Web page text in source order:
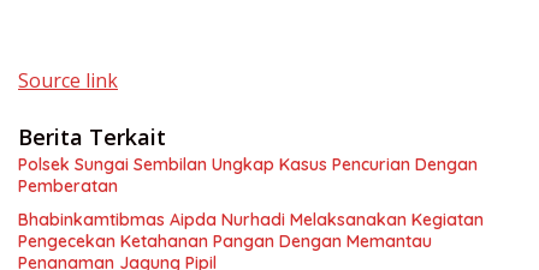
Source link
Berita Terkait
Polsek Sungai Sembilan Ungkap Kasus Pencurian Dengan
Pemberatan
Bhabinkamtibmas Aipda Nurhadi Melaksanakan Kegiatan
Pengecekan Ketahanan Pangan Dengan Memantau
Penanaman Jagung Pipil